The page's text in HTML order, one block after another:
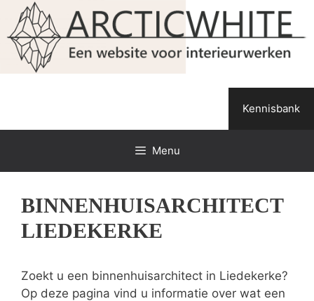
Spring
naar
de
inhoud
Kennisbank
Menu
BINNENHUISARCHITECT
LIEDEKERKE
Zoekt u een binnenhuisarchitect in Liedekerke?
Op deze pagina vind u informatie over wat een